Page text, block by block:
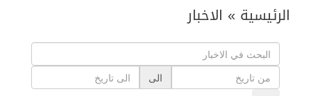
الرئيسية » الاخبار
الى